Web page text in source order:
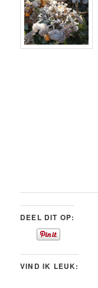
DEEL DIT OP:
VIND IK LEUK: